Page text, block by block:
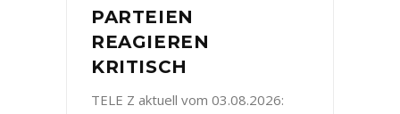
PARTEIEN
REAGIEREN
KRITISCH
TELE Z aktuell vom 03.08.2026: